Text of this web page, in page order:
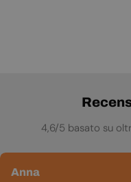
4,6/5 basato su
Anna